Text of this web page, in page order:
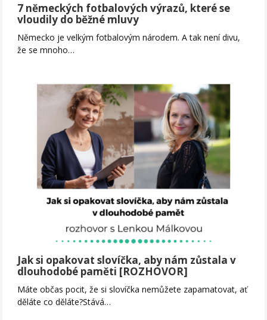
7 německých fotbalových výrazů, které se
vloudily do běžné mluvy
Německo je velkým fotbalovým národem. A tak není divu,
že se mnoho…
Jak si opakovat slovíčka, aby nám zůstala v
dlouhodobé paměti [ROZHOVOR]
Máte občas pocit, že si slovíčka nemůžete zapamatovat, ať
děláte co děláte?Stává…